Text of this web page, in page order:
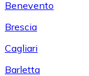
Benevento
Brescia
Cagliari
Barletta